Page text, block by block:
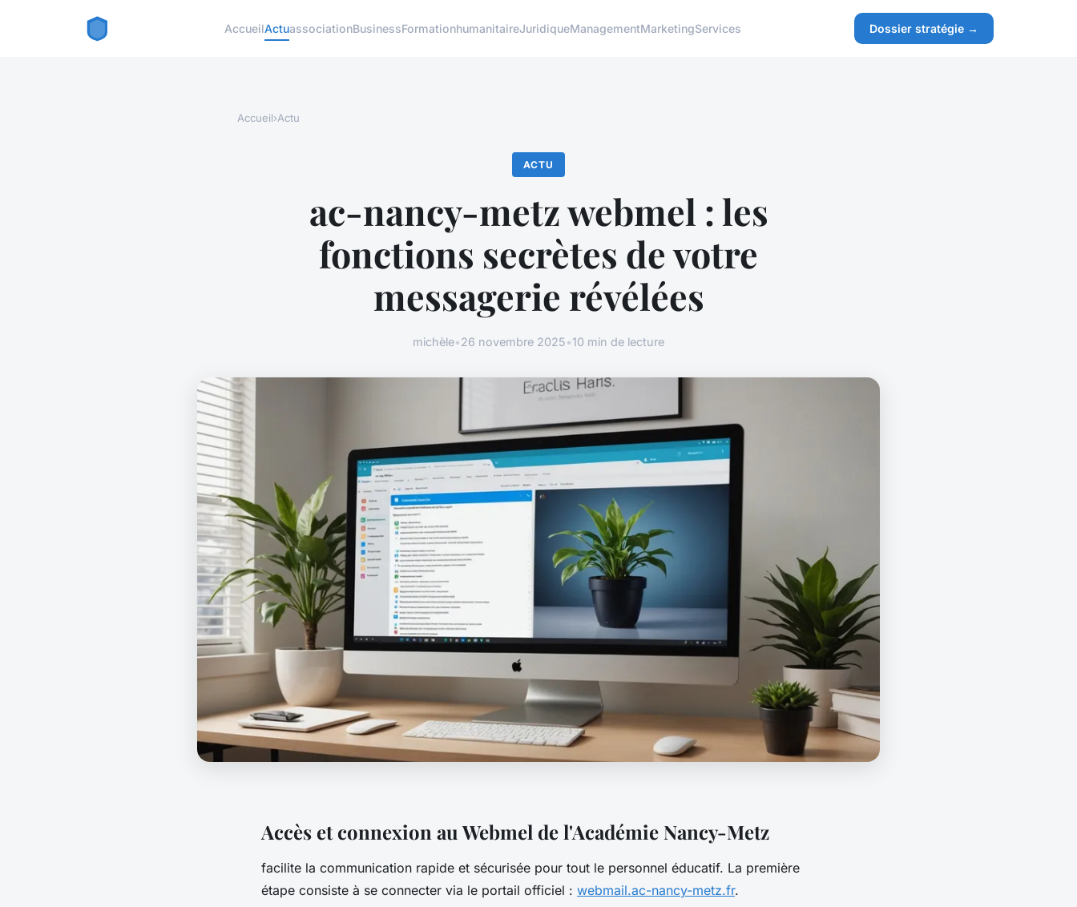
AccueilActuassociationBusinessFormationhumanitaireJuridiqueManagementMarketingServices Dossier stratégie →
Accueil›Actu
ACTU
ac-nancy-metz webmel : les
fonctions secrètes de votre
messagerie révélées
michèle•26 novembre 2025•10 min de lecture
Accès et connexion au Webmel de l'Académie Nancy-Metz
facilite la communication rapide et sécurisée pour tout le personnel éducatif. La première
étape consiste à se connecter via le portail officiel : webmail.ac-nancy-metz.fr.